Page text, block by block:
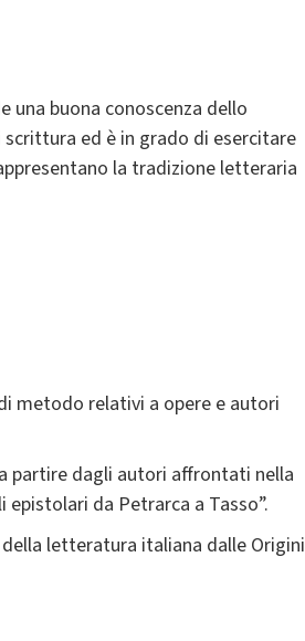
buona conoscenza dello
ed è in grado di esercitare
la tradizione letteraria
metodo relativi a opere e autori
partire dagli autori affrontati nella
da Petrarca a Tasso”.
letteratura italiana dalle Origini